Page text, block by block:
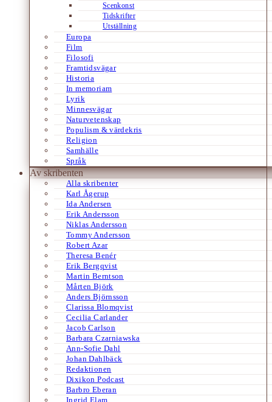
Scenkonst
Tidskrifter
Utställning
Europa
Film
Filosofi
Framtidsvägar
Historia
In memoriam
Lyrik
Minnesvägar
Naturvetenskap
Populism & värdekris
Religion
Samhälle
Språk
Av skribenten
Alla skribenter
Karl Ågerup
Ida Andersen
Erik Andersson
Niklas Andersson
Tommy Andersson
Robert Azar
Theresa Benér
Erik Bergqvist
Martin Berntson
Mårten Björk
Anders Björnsson
Clarissa Blomqvist
Cecilia Carlander
Jacob Carlson
Barbara Czarniawska
Ann-Sofie Dahl
Johan Dahlbäck
Redaktionen
Dixikon Podcast
Barbro Eberan
Ingrid Elam